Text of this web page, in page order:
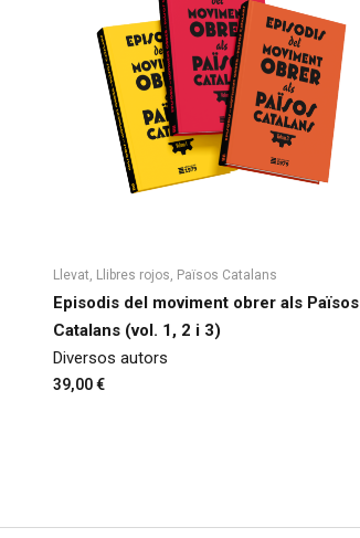
Llevat, Llibres rojos, Països Catalans
Episodis del moviment obrer als Països
Catalans (vol. 1, 2 i 3)
Diversos autors
39,00€